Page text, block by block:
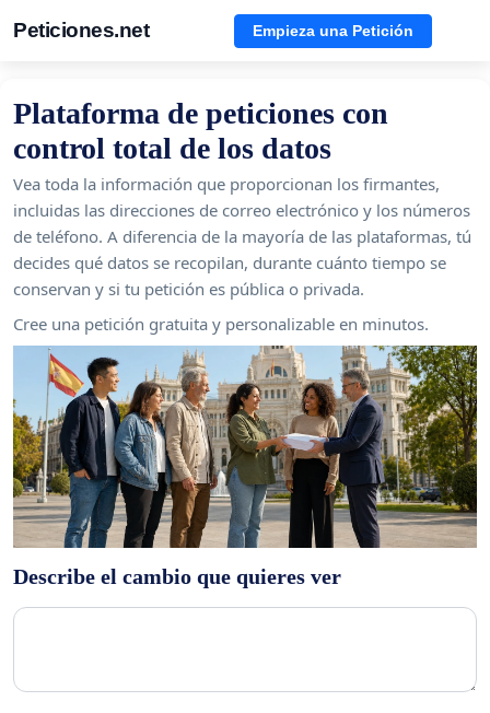
Peticiones.net Empieza una Petición
Plataforma de peticiones con
control total de los datos
Vea toda la información que proporcionan los firmantes,
incluidas las direcciones de correo electrónico y los números
de teléfono. A diferencia de la mayoría de las plataformas, tú
decides qué datos se recopilan, durante cuánto tiempo se
conservan y si tu petición es pública o privada.
Cree una petición gratuita y personalizable en minutos.
Describe el cambio que quieres ver